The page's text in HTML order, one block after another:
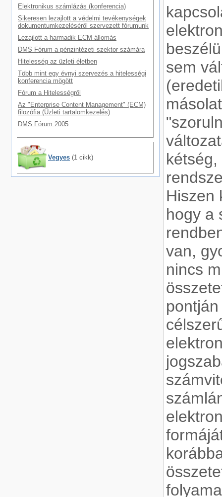
Elektronikus számlázás (konferencia)
Sikeresen lezajlott a védelmi tevékenységek
dokumentumkezeléséről szervezett fórumunk
Lezajlott a harmadik ECM állomás
DMS Fórum a pénzintézeti szektor számára
Hitelesség az üzleti életben
Több mint egy évnyi szervezés a hitelességi
konferencia mögött
Fórum a Hitelességről
Az "Enterprise Content Management" (ECM)
filozófia (Üzleti tartalomkezelés)
DMS Fórum 2005
Vegyes (1 cikk)
sem
Hiszen
hogy a
van,
nincs